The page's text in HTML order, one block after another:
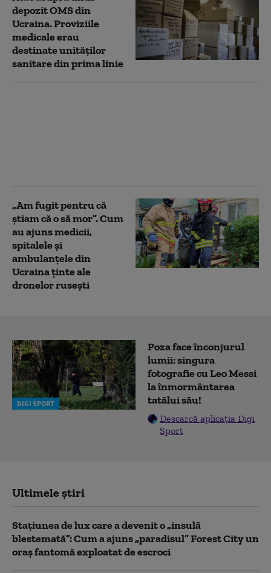
depozit OMS din
Ucraina. Proviziile
medicale erau
destinate unităților
sanitare din prima linie
„Am fugit pentru că
știam că o să mor”. Cum
au ajuns medicii,
spitalele și
ambulanțele din
Ucraina ținte ale
dronelor rusești
DIGI SPORT
Poza face înconjurul
lumii: singura
fotografie cu Leo Messi
la înmormântarea
tatălui său!
Descarcă aplicația Digi
Sport
Ultimele știri
Stațiunea de lux care a devenit o „insulă
blestemată”: Cum a ajuns „paradisul” Forest City un
oraș fantomă exploatat de escroci